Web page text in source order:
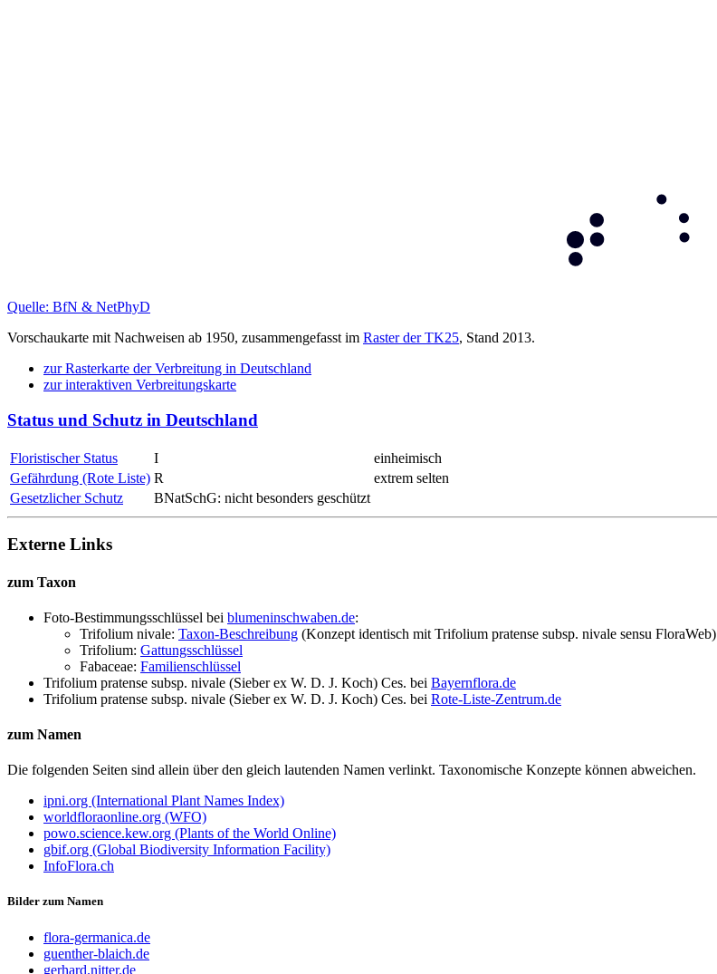
Quelle: BfN & NetPhyD
Vorschaukarte mit Nachweisen ab 1950, zusammengefasst im Raster der TK25, Stand 2013.
zur Rasterkarte der Verbreitung in Deutschland
zur interaktiven Verbreitungskarte
Status und Schutz in Deutschland
Floristischer Status I
einheimisch
Gefährdung (Rote Liste) R
extrem selten
Gesetzlicher Schutz
BNatSchG: nicht besonders geschützt
Externe Links
zum Taxon
Foto-Bestimmungsschlüssel bei blumeninschwaben.de:
Trifolium nivale: Taxon-Beschreibung (Konzept identisch mit Trifolium pratense subsp. nivale sensu FloraWeb)
Trifolium: Gattungsschlüssel
Fabaceae: Familienschlüssel
Trifolium pratense subsp. nivale (Sieber ex W. D. J. Koch) Ces. bei Bayernflora.de
Trifolium pratense subsp. nivale (Sieber ex W. D. J. Koch) Ces. bei Rote-Liste-Zentrum.de
zum Namen
Die folgenden Seiten sind allein über den gleich lautenden Namen verlinkt. Taxonomische Konzepte können abweichen.
ipni.org (International Plant Names Index)
worldfloraonline.org (WFO)
powo.science.kew.org (Plants of the World Online)
gbif.org (Global Biodiversity Information Facility)
InfoFlora.ch
Bilder zum Namen
flora-germanica.de
guenther-blaich.de
gerhard.nitter.de